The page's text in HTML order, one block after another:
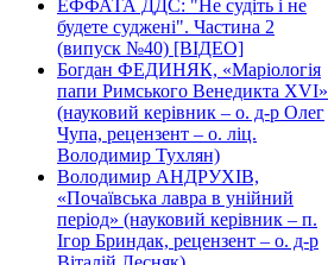
ЕФФАТА ДДС: "Не судіть і не
будете суджені". Частина 2
(випуск №40) [ВІДЕО]
Богдан ФЕДИНЯК, «Маріологія
папи Римського Венедикта XVI»
(науковий керівник – о. д-р Олег
Чупа, рецензент – о. ліц.
Володимир Тухлян)
Володимир АНДРУХІВ,
«Почаївська лавра в унійний
період» (науковий керівник – п.
Ігор Бриндак, рецензент – о. д-р